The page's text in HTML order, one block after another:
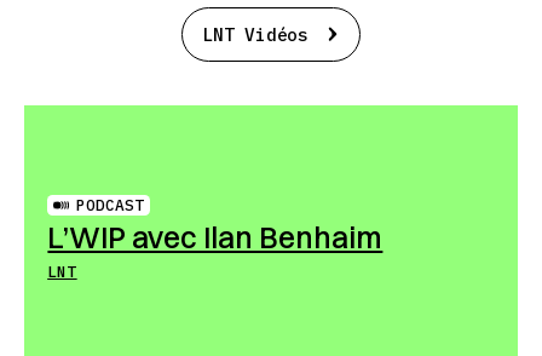
LNT Vidéos
PODCAST
L’WIP avec Ilan Benhaim
LNT